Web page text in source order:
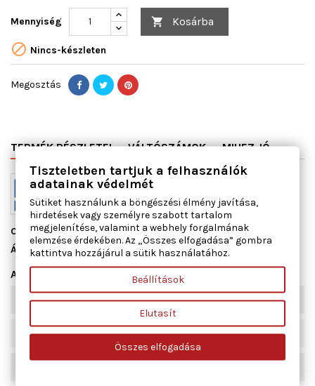
Mennyiség  Kosárba
 Nincs-készleten
Megosztás
TERMÉK RÉSZLETEI VÁLTÓSZÁMOK MIHEZ JÓ
Cikkszám13093100
ÁllapotÚj
Adatlap
Szélesség [mm] 90
Beépítési oldal kipufogó könyök
Tiszteletben tartjuk a felhasználók
adatainak védelmét
Sütiket használunk a böngészési élmény javítása,
hirdetések vagy személyre szabott tartalom
megjelenítése, valamint a webhely forgalmának
elemzése érdekében. Az „Összes elfogadása” gombra
kattintva hozzájárul a sütik használatához.
Beállítások
Elutasít
Összes elfogadása